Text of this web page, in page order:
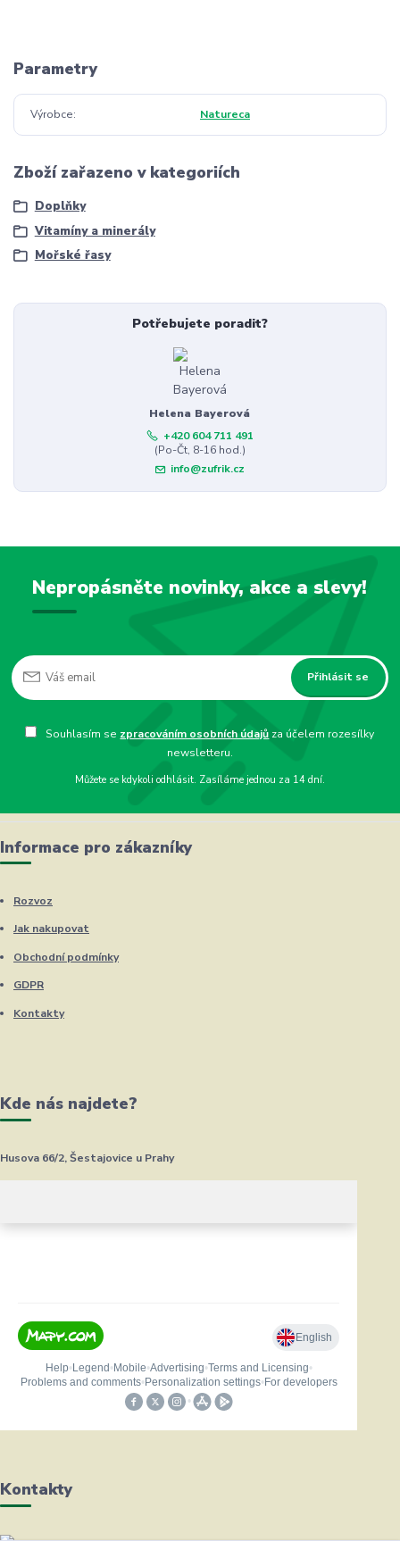
Parametry
Výrobce Natureca
Zboží zařazeno v kategoriích
Doplňky
Vitamíny a minerály
Mořské řasy
Potřebujete poradit?
Helena Bayerová
+420 604 711 491
(Po-Čt, 8-16 hod.)
info@zufrik.cz
Nepropásněte novinky, akce a slevy!
Přihlásit se
Souhlasím se zpracováním osobních údajů za účelem rozesílky
newsletteru.
Můžete se kdykoli odhlásit. Zasíláme jednou za 14 dní.
Informace pro zákazníky
Rozvoz
Jak nakupovat
Obchodní podmínky
GDPR
Kontakty
Kde nás najdete?
Husova 66/2, Šestajovice u Prahy
Kontakty